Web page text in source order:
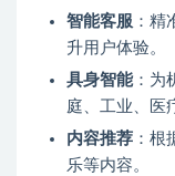
智能客服 ：精
升用户体验。
具身智能：为
庭、工业、医
内容推荐 ：
乐等内容。